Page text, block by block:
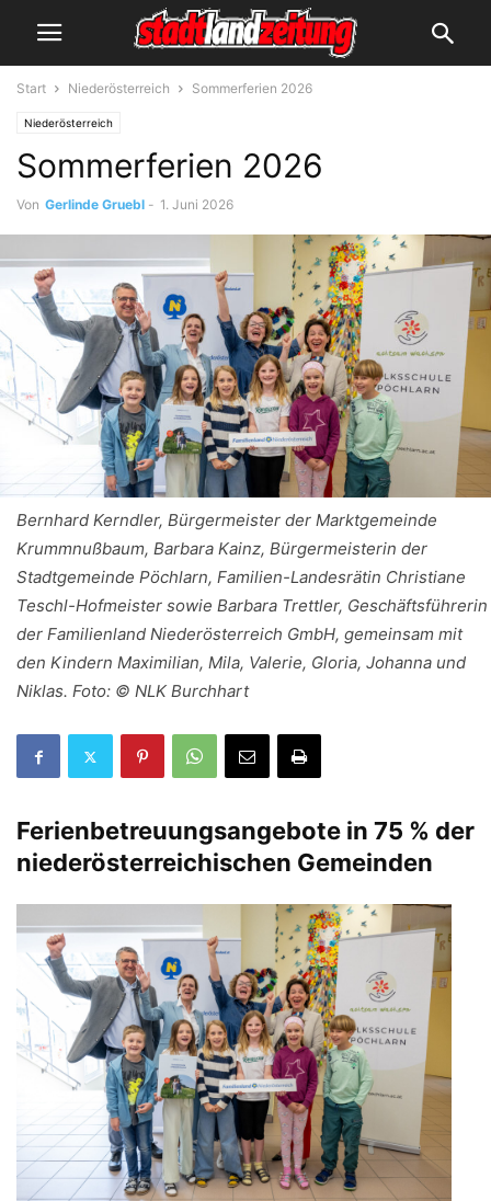
Start Niederösterreich Sommerferien 2026
Niederösterreich
Sommerferien 2026
Von Gerlinde Gruebl - 1. Juni 2026
Bernhard Kerndler, Bürgermeister der Marktgemeinde
Krummnußbaum, Barbara Kainz, Bürgermeisterin der
Stadtgemeinde Pöchlarn, Familien-Landesrätin Christiane
Teschl-Hofmeister sowie Barbara Trettler, Geschäftsführerin
der Familienland Niederösterreich GmbH, gemeinsam mit
den Kindern Maximilian, Mila, Valerie, Gloria, Johanna und
Niklas. Foto: © NLK Burchhart
Ferienbetreuungsangebote in 75 % der
niederösterreichischen Gemeinden